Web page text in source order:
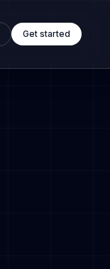
Get started